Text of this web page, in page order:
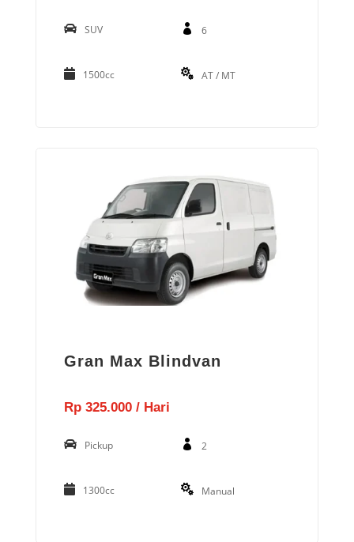
SUV 6
1500cc AT / MT
Gran Max Blindvan
Rp 325.000 / Hari
Pickup 2
1300cc Manual